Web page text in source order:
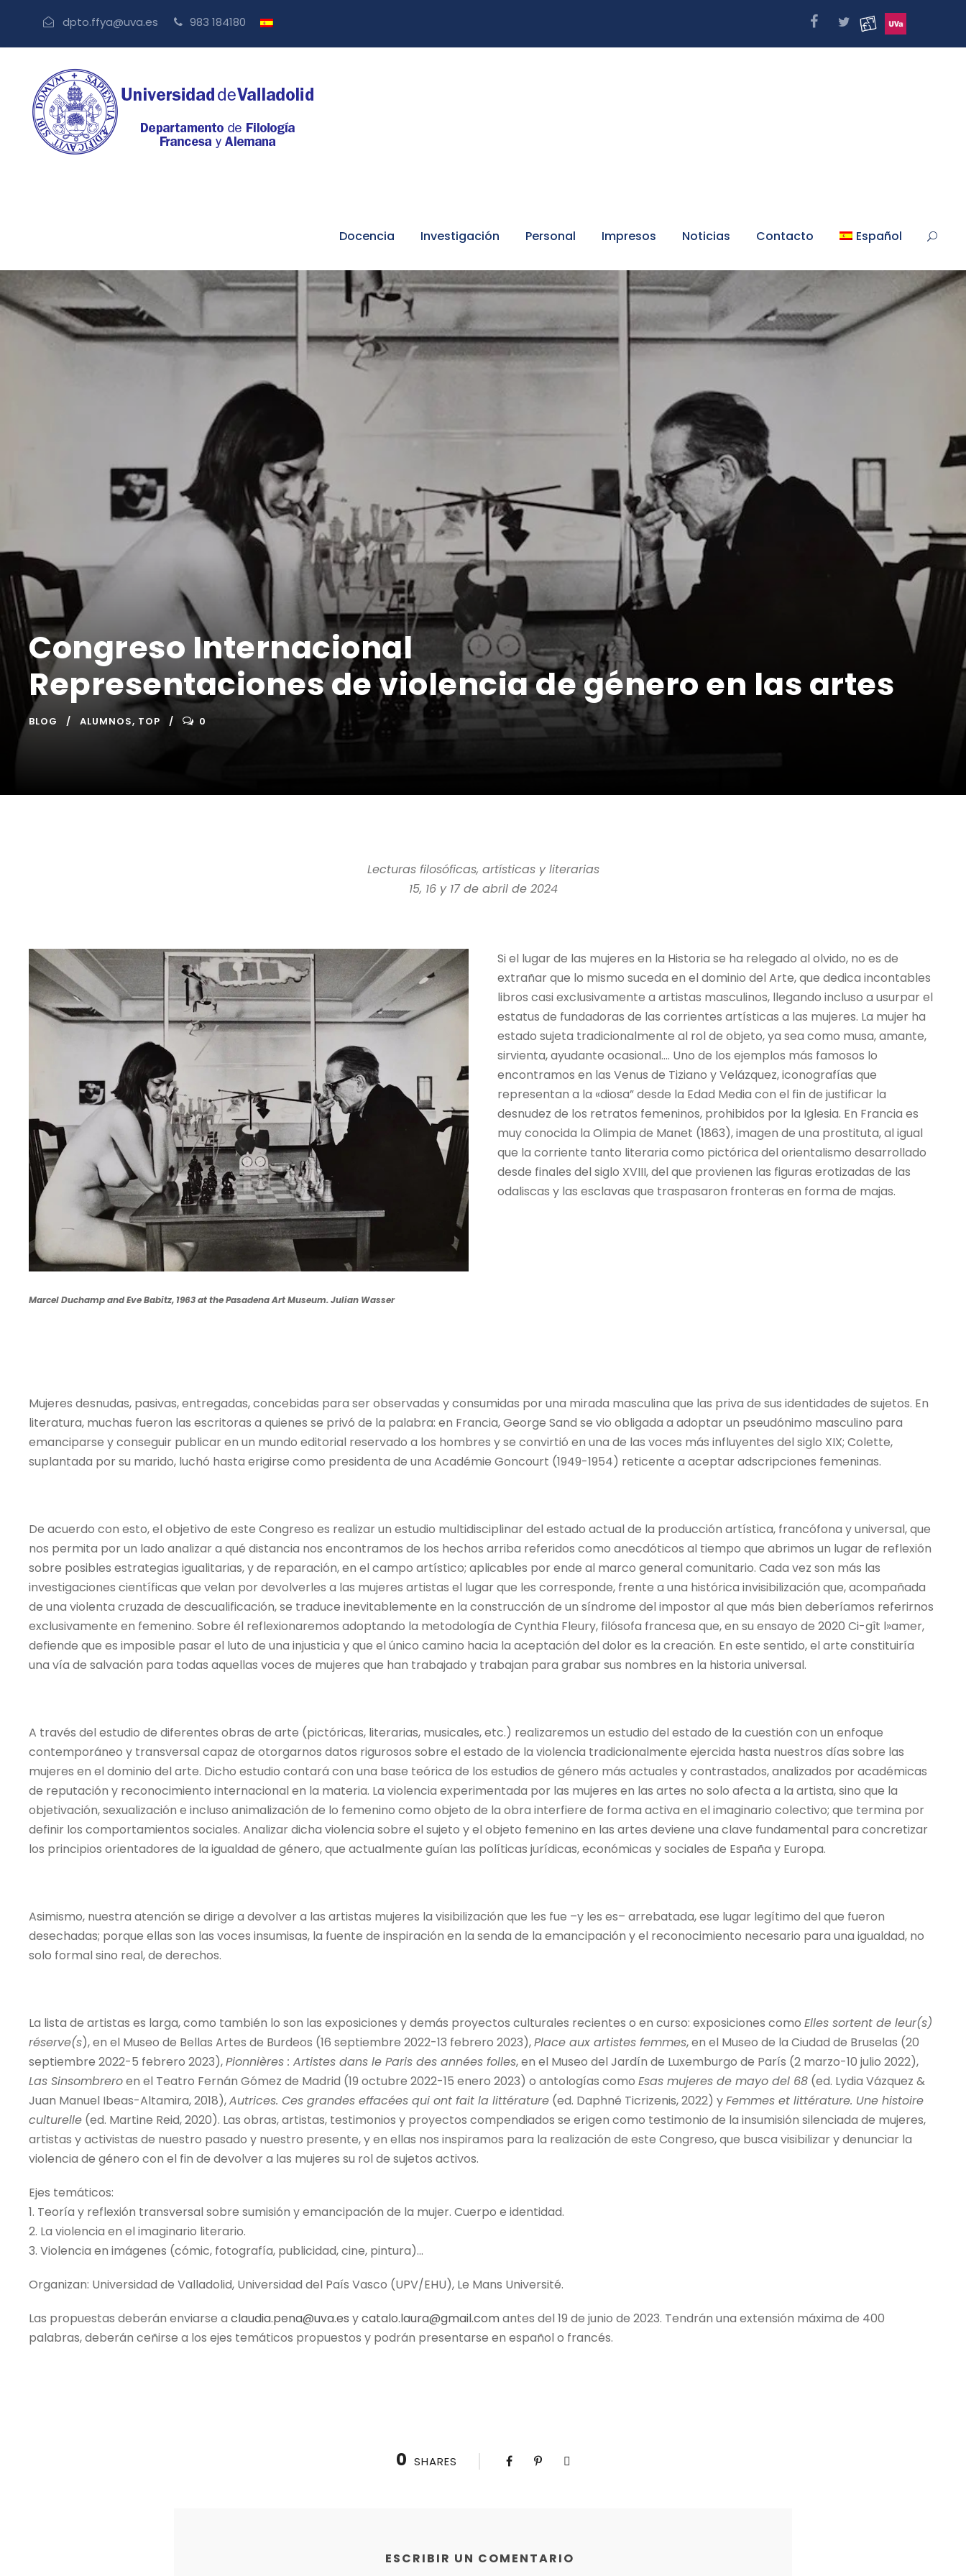
dpto.ffya@uva.es 983 184180
Docencia Investigación Personal Impresos Noticias Contacto Español
Congreso Internacional
Representaciones de violencia de género en las artes
BLOG ALUMNOS, TOP 0
Lecturas filosóficas, artísticas y literarias
15, 16 y 17 de abril de 2024
Marcel Duchamp and Eve Babitz, 1963 at the Pasadena Art Museum. Julian Wasser
Si el lugar de las mujeres en la Historia se ha relegado al olvido, no es de
extrañar que lo mismo suceda en el dominio del Arte, que dedica incontables
libros casi exclusivamente a artistas masculinos, llegando incluso a usurpar el
estatus de fundadoras de las corrientes artísticas a las mujeres. La mujer ha
estado sujeta tradicionalmente al rol de objeto, ya sea como musa, amante,
sirvienta, ayudante ocasional…. Uno de los ejemplos más famosos lo
encontramos en las Venus de Tiziano y Velázquez, iconografías que
representan a la «diosa” desde la Edad Media con el fin de justificar la
desnudez de los retratos femeninos, prohibidos por la Iglesia. En Francia es
muy conocida la Olimpia de Manet (1863), imagen de una prostituta, al igual
que la corriente tanto literaria como pictórica del orientalismo desarrollado
desde finales del siglo XVIII, del que provienen las figuras erotizadas de las
odaliscas y las esclavas que traspasaron fronteras en forma de majas.
Mujeres desnudas, pasivas, entregadas, concebidas para ser observadas y consumidas por una mirada masculina que las priva de sus identidades de sujetos. En
literatura, muchas fueron las escritoras a quienes se privó de la palabra: en Francia, George Sand se vio obligada a adoptar un pseudónimo masculino para
emanciparse y conseguir publicar en un mundo editorial reservado a los hombres y se convirtió en una de las voces más influyentes del siglo XIX; Colette,
suplantada por su marido, luchó hasta erigirse como presidenta de una Académie Goncourt (1949-1954) reticente a aceptar adscripciones femeninas.
De acuerdo con esto, el objetivo de este Congreso es realizar un estudio multidisciplinar del estado actual de la producción artística, francófona y universal, que
nos permita por un lado analizar a qué distancia nos encontramos de los hechos arriba referidos como anecdóticos al tiempo que abrimos un lugar de reflexión
sobre posibles estrategias igualitarias, y de reparación, en el campo artístico; aplicables por ende al marco general comunitario. Cada vez son más las
investigaciones científicas que velan por devolverles a las mujeres artistas el lugar que les corresponde, frente a una histórica invisibilización que, acompañada
de una violenta cruzada de descualificación, se traduce inevitablemente en la construcción de un síndrome del impostor al que más bien deberíamos referirnos
exclusivamente en femenino. Sobre él reflexionaremos adoptando la metodología de Cynthia Fleury, filósofa francesa que, en su ensayo de 2020 Ci-gît l»amer,
defiende que es imposible pasar el luto de una injusticia y que el único camino hacia la aceptación del dolor es la creación. En este sentido, el arte constituiría
una vía de salvación para todas aquellas voces de mujeres que han trabajado y trabajan para grabar sus nombres en la historia universal.
A través del estudio de diferentes obras de arte (pictóricas, literarias, musicales, etc.) realizaremos un estudio del estado de la cuestión con un enfoque
contemporáneo y transversal capaz de otorgarnos datos rigurosos sobre el estado de la violencia tradicionalmente ejercida hasta nuestros días sobre las
mujeres en el dominio del arte. Dicho estudio contará con una base teórica de los estudios de género más actuales y contrastados, analizados por académicas
de reputación y reconocimiento internacional en la materia. La violencia experimentada por las mujeres en las artes no solo afecta a la artista, sino que la
objetivación, sexualización e incluso animalización de lo femenino como objeto de la obra interfiere de forma activa en el imaginario colectivo; que termina por
definir los comportamientos sociales. Analizar dicha violencia sobre el sujeto y el objeto femenino en las artes deviene una clave fundamental para concretizar
los principios orientadores de la igualdad de género, que actualmente guían las políticas jurídicas, económicas y sociales de España y Europa.
Asimismo, nuestra atención se dirige a devolver a las artistas mujeres la visibilización que les fue –y les es– arrebatada, ese lugar legítimo del que fueron
desechadas; porque ellas son las voces insumisas, la fuente de inspiración en la senda de la emancipación y el reconocimiento necesario para una igualdad, no
solo formal sino real, de derechos.
La lista de artistas es larga, como también lo son las exposiciones y demás proyectos culturales recientes o en curso: exposiciones como Elles sortent de leur(s)
réserve(s), en el Museo de Bellas Artes de Burdeos (16 septiembre 2022-13 febrero 2023),Place aux artistes femmes, en el Museo de la Ciudad de Bruselas (20
septiembre 2022-5 febrero 2023),Pionnières : Artistes dans le Paris des années folles, en el Museo del Jardín de Luxemburgo de París (2 marzo-10 julio 2022),
Las Sinsombreroen el Teatro Fernán Gómez de Madrid (19 octubre 2022-15 enero 2023) o antologías como Esas mujeres de mayo del 68 (ed. Lydia Vázquez &
Juan Manuel Ibeas-Altamira, 2018),Autrices. Ces grandes effacées qui ont fait la littérature (ed. Daphné Ticrizenis, 2022) yFemmes et littérature. Une histoire
culturelle (ed. Martine Reid, 2020). Las obras, artistas, testimonios y proyectos compendiados se erigen como testimonio de la insumisión silenciada de mujeres,
artistas y activistas de nuestro pasado y nuestro presente, y en ellas nos inspiramos para la realización de este Congreso, que busca visibilizar y denunciar la
violencia de género con el fin de devolver a las mujeres su rol de sujetos activos.
Ejes temáticos:
1. Teoría y reflexión transversal sobre sumisión y emancipación de la mujer. Cuerpo e identidad.
2. La violencia en el imaginario literario.
3. Violencia en imágenes (cómic, fotografía, publicidad, cine, pintura)…
Organizan: Universidad de Valladolid, Universidad del País Vasco (UPV/EHU), Le Mans Université.
Las propuestas deberán enviarse a claudia.pena@uva.es ycatalo.laura@gmail.comantes del 19 de junio de 2023. Tendrán una extensión máxima de 400
palabras, deberán ceñirse a los ejes temáticos propuestos y podrán presentarse en español o francés.
0 SHARES
ESCRIBIR UN COMENTARIO